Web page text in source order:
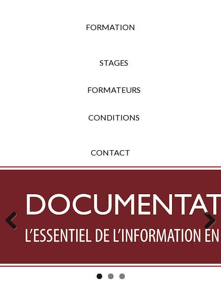
FORMATION
STAGES
FORMATEURS
CONDITIONS
CONTACT
Previous Next